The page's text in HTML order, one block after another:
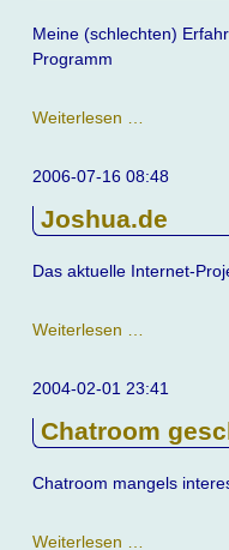
Meine (schlechten)
Programm
Weiterlesen …
2006-07-16 08:48
Joshua.de
Das aktuelle Internet-
Weiterlesen …
2004-02-01 23:41
Chatroom
Chatroom mangels
Weiterlesen …